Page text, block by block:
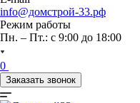
info@домстрой-33.рф
Режим работы
Пн. – Пт.: с 9:00 до 18:00
0
Заказать звонок